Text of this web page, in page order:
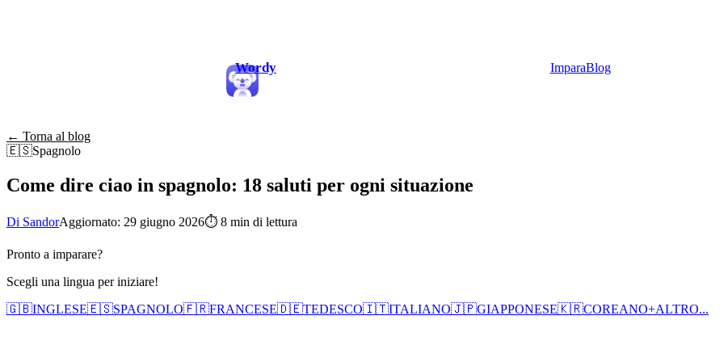
Wordy ImparaBlog
← Torna al blog
🇪🇸Spagnolo
Come dire ciao in spagnolo: 18 saluti per ogni situazione
Di SandorAggiornato: 29 giugno 2026⏱ 8 min di lettura
Pronto a imparare?
Scegli una lingua per iniziare!
🇬🇧INGLESE🇪🇸SPAGNOLO🇫🇷FRANCESE🇩🇪TEDESCO🇮🇹ITALIANO🇯🇵GIAPPONESE🇰🇷COREANO+ALTRO...